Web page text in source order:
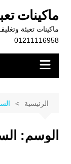
المحتوى
ماكينات
01211116958
الرئيسية
الوسم: